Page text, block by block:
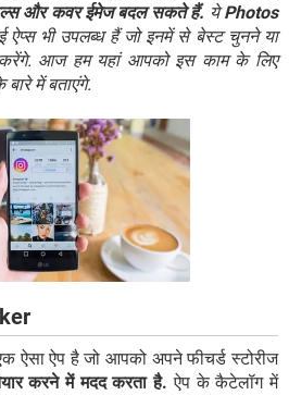
और कवर ईमेज बदल सकते हैं. येPhotos
भी उपलब्ध हैं जो इनमें से बेस्ट चुनने या
आज हम यहां आपको इस काम के लिए
में बताएंगे.
ऐसा ऐप है जो आपको अपने फीचर्ड स्टोरीज
करने में मदद करता है. ऐप के कैटेलॉग में